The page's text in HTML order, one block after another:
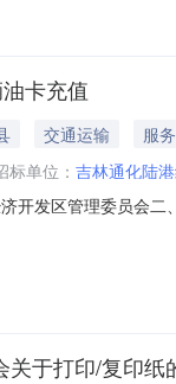
卡充值
交通运输
服务
标单位： 吉林通化陆
开发区管理委员会
量预算金额(元)简要
于打印/复印